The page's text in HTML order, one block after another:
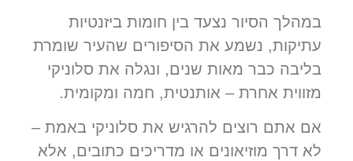
במהלך הסיור נצעד בין חומות ביזנטיות
עתיקות, נשמע את הסיפורים שהעיר שומרת
בליבה כבר מאות שנים, ונגלה את סלוניקי
מזווית אחרת – אותנטית, חמה ומקומית.
אם אתם רוצים להרגיש את סלוניקי באמת –
לא דרך מוזיאונים או מדריכים כתובים, אלא